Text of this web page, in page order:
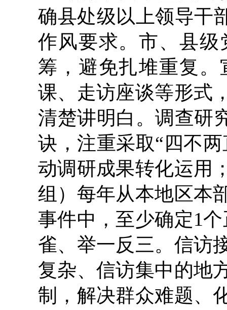
确县处级以上领导干
作风要求。市、县
筹，避免扎堆重复
课、走访座谈等形式
清楚讲明白。调查研
诀，注重采取“四不
动调研成果转化运用
组）每年从本地区本
事件中，至少确定1
雀、举一反三。信访
复杂、信访集中的地
制，解决群众难题、